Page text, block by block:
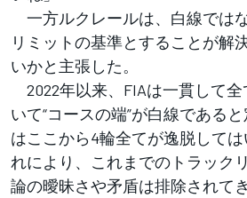
一方ルクレールは、白線では
リミットの基準とすることが解
いかと主張した。
2022年以来、FIAは一貫して
いて“コースの端”が白線である
はここから4輪全てが逸脱して
れにより、これまでのトラック
論の曖昧さや矛盾は排除されてき